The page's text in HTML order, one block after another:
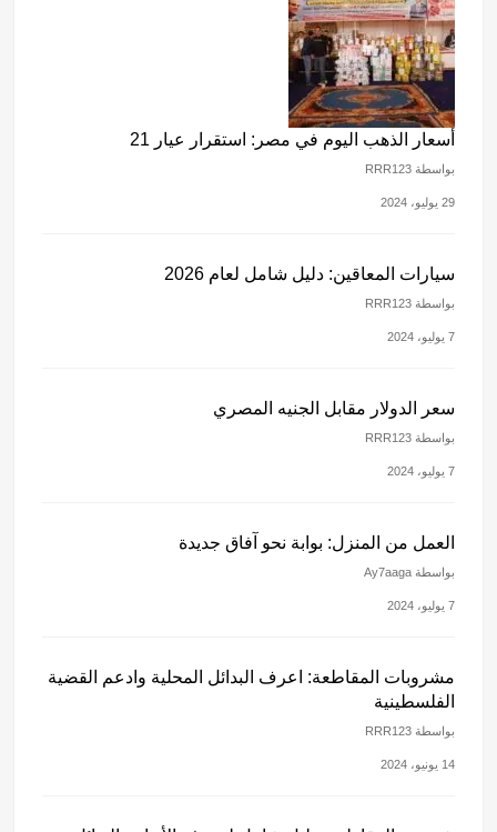
أسعار الذهب اليوم في مصر: استقرار عيار 21
بواسطة RRR123
29 يوليو، 2024
سيارات المعاقين: دليل شامل لعام 2026
بواسطة RRR123
7 يوليو، 2024
سعر الدولار مقابل الجنيه المصري
بواسطة RRR123
7 يوليو، 2024
العمل من المنزل: بوابة نحو آفاق جديدة
بواسطة Ay7aaga
7 يوليو، 2024
مشروبات المقاطعة: اعرف البدائل المحلية وادعم القضية
الفلسطينية
بواسطة RRR123
14 يونيو، 2024